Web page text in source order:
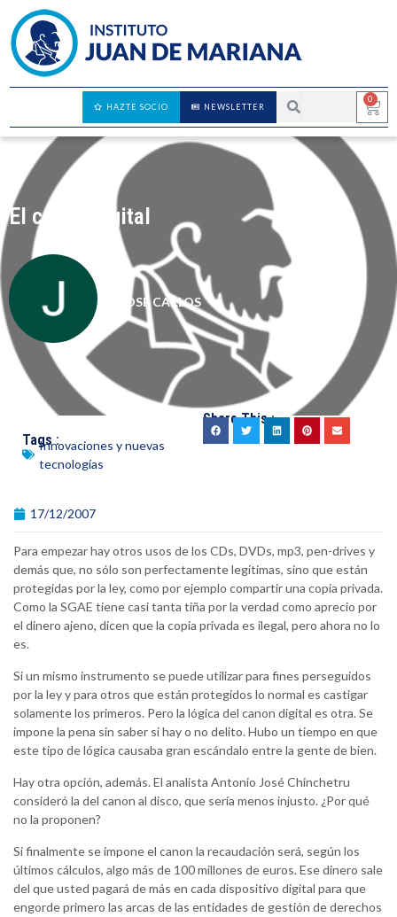
0
NEWSLETTER
HAZTE SOCIO
El canon digital
JOSÉ CARLOS
Tags :Innovaciones y nuevas
tecnologías
Share This :
17/12/2007
Para empezar hay otros usos de los CDs, DVDs, mp3, pen-drives y
demás que, no sólo son perfectamente legítimas, sino que están
protegidas por la ley, como por ejemplo compartir una copia privada.
Como la SGAE tiene casi tanta tiña por la verdad como aprecio por
el dinero ajeno, dicen que la copia privada es ilegal, pero ahora no lo
es.
Si un mismo instrumento se puede utilizar para fines perseguidos
por la ley y para otros que están protegidos lo normal es castigar
solamente los primeros. Pero la lógica del canon digital es otra. Se
impone la pena sin saber si hay o no delito. Hubo un tiempo en que
este tipo de lógica causaba gran escándalo entre la gente de bien.
Hay otra opción, además. El analista Antonio José Chinchetru
consideró la del canon al disco, que sería menos injusto. ¿Por qué
no la proponen?
Si finalmente se impone el canon la recaudación será, según los
últimos cálculos, algo más de 100 millones de euros. Ese dinero sale
del que usted pagará de más en cada dispositivo digital para que
engorde primero las arcas de las entidades de gestión de derechos